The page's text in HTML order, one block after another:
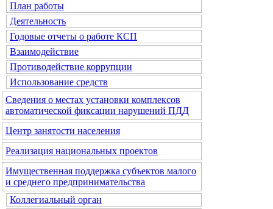
План работы
Деятельность
Годовые отчеты о работе КСП
Взаимодействие
Противодействие коррупции
Использование средств
Сведения о местах установки комплексов
автоматической фиксации нарушений ПДД
Центр занятости населения
Реализация национальных проектов
Имущественная поддержка субъектов малого
и среднего предпринимательства
Коллегиальный орган